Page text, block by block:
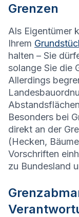
Grenzen
Als Eigentümer
Ihrem
halten – Sie
solange Sie die
Allerdings
Besonders bei
direkt an der
(Hecken,
Vorschriften
zu Bundesland